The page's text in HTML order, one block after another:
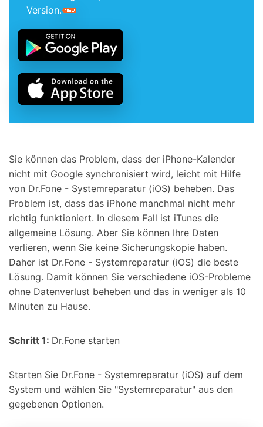
Version.
Sie können das Problem, dass der iPhone-Kalender
nicht mit Google synchronisiert wird, leicht mit Hilfe
von Dr.Fone - Systemreparatur (iOS) beheben. Das
Problem ist, dass das iPhone manchmal nicht mehr
richtig funktioniert. In diesem Fall ist iTunes die
allgemeine Lösung. Aber Sie können Ihre Daten
verlieren, wenn Sie keine Sicherungskopie haben.
Daher ist Dr.Fone - Systemreparatur (iOS) die beste
Lösung. Damit können Sie verschiedene iOS-Probleme
ohne Datenverlust beheben und das in weniger als 10
Minuten zu Hause.
Schritt 1: Dr.Fone starten
Starten Sie Dr.Fone - Systemreparatur (iOS) auf dem
System und wählen Sie "Systemreparatur" aus den
gegebenen Optionen.